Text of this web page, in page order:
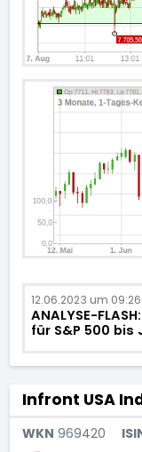
12.06.2023 um
ANALYSE-
für S&P 500 bis
Infront USA
WKN 969420